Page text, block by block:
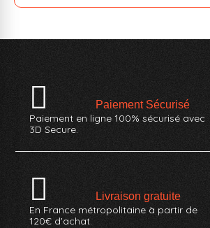
Paiement Sécurisé
Paiement en ligne 100% sécurisé avec
3D Secure.
Livraison gratuite
En France métropolitaine à partir de
120€ d'achat.